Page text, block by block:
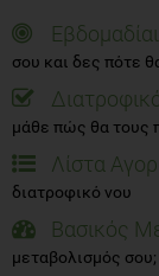
σου και δες πότε
μάθε πώς θα τους
Λίστα
διατροφικό νου
Βασικός
μεταβολισμός σου;